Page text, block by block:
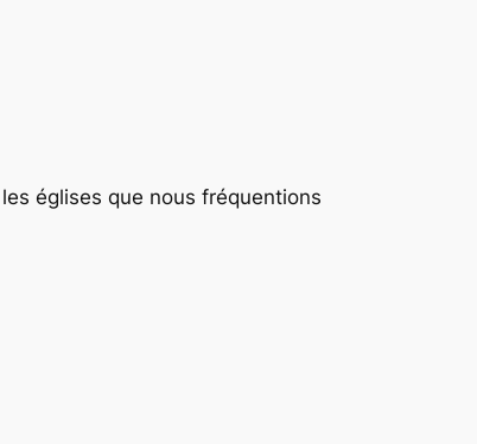
églises que nous fréquentions